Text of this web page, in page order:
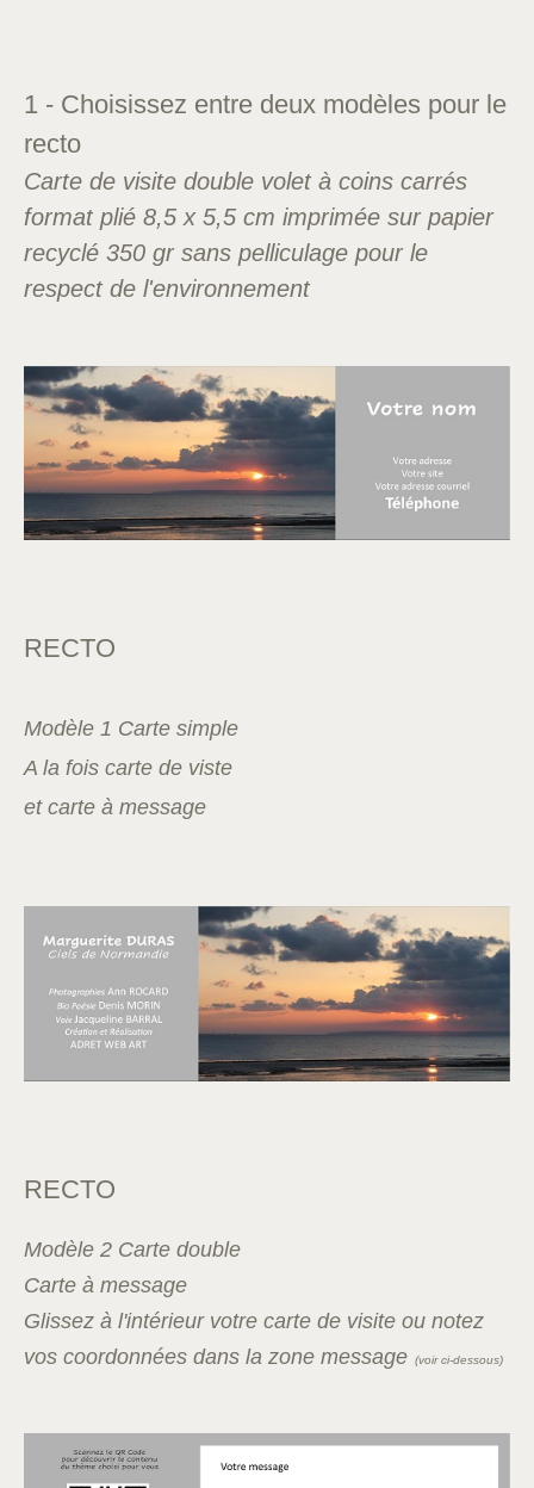
1 - Choisissez entre deux modèles pour le
recto
Carte de visite double volet à coins carrés
format plié 8,5 x 5,5 cm imprimée sur papier
recyclé 350 gr sans pelliculage pour le
respect de l'environnement
RECTO
Modèle 1 Carte simple
A la fois carte de viste
et carte à message
RECTO
Modèle 2 Carte double
Carte à message
Glissez à l'intérieur votre carte de visite ou notez
vos coordonnées dans la zone message (voir ci-dessous)